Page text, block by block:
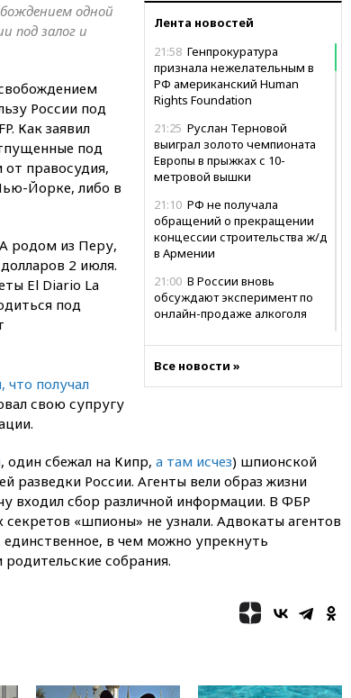
Лента новостей
21:58 Генпрокуратура
признала нежелательным в
РФ американский Human
Rights Foundation
21:25 Руслан Терновой
выиграл золото чемпионата
Европы в прыжках с 10-
метровой вышки
21:10 РФ не получала
обращений о прекращении
концессии строительства ж/д
в Армении
21:00 В России вновь
обсуждают эксперимент по
онлайн-продаже алкоголя
посещать Армению
20:27 Ямпольская призвала
оптимизировать олимпиады
для поступления в вузы
20:15Минтранс предложил
оплачивать защиту дорог от
БПЛА из средств на ремонт
посетит Сербию с
официальным визитом
19:50
Аэропорты Сочи и
Все новости »
одной
под залог и
России под
Как заявил
под
правосудия,
Йорке, либо в
родом из Перу,
2 июля.
El Diario La
под
что получал
свою супругу
, один сбежал на Кипр, а там исчез) шпионской
разведки России. Агенты вели образ жизни
входил сбор различной информации. В ФБР
«шпионы» не узнали. Адвокаты агентов
в чем можно упрекнуть
собрания.